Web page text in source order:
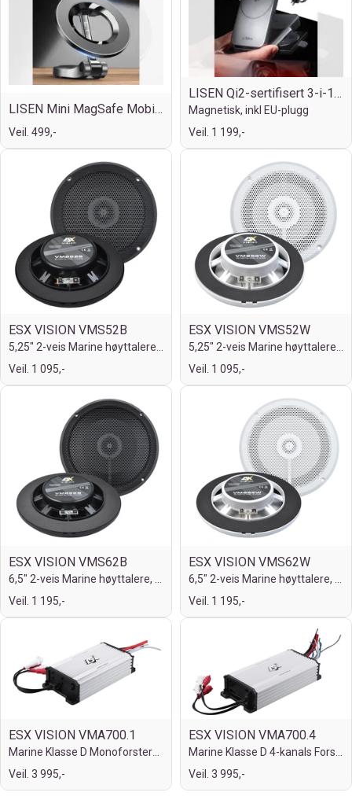
LISEN Mini MagSafe Mobilholder
Veil. 499,-
LISEN Qi2-sertifisert 3-i-1 lader
Magnetisk, inkl EU-plugg
Veil. 1 199,-
ESX VISION VMS52B
5,25" 2-veis Marine høyttalere, Sort
Veil. 1 095,-
ESX VISION VMS52W
5,25" 2-veis Marine høyttalere, Hvit
Veil. 1 095,-
ESX VISION VMS62B
6,5" 2-veis Marine høyttalere, Sort
Veil. 1 195,-
ESX VISION VMS62W
6,5" 2-veis Marine høyttalere, Hvit
Veil. 1 195,-
ESX VISION VMA700.1
Marine Klasse D Monoforsterker
Veil. 3 995,-
ESX VISION VMA700.4
Marine Klasse D 4-kanals Forsterker
Veil. 3 995,-